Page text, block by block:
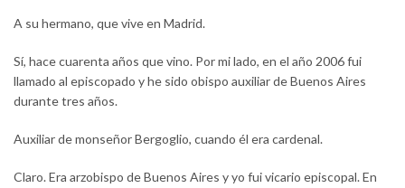
A su hermano, que vive en Madrid.
Sí, hace cuarenta años que vino. Por mi lado, en el año 2006 fui
llamado al episcopado y he sido obispo auxiliar de Buenos Aires
durante tres años.
Auxiliar de monseñor Bergoglio, cuando él era cardenal.
Claro. Era arzobispo de Buenos Aires y yo fui vicario episcopal. En